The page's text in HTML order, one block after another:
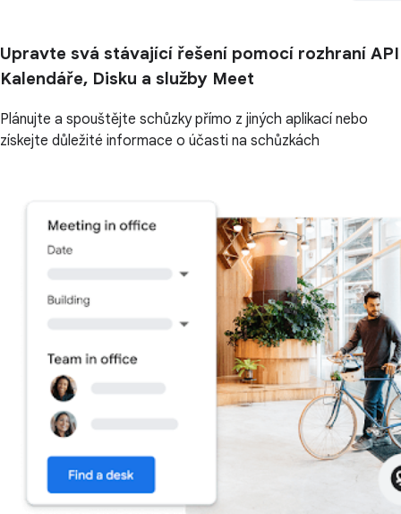
Upravte svá stávající řešení pomocí rozhraní API
Kalendáře, Disku a služby Meet
Plánujte a spouštějte schůzky přímo z jiných aplikací nebo
získejte důležité informace o účasti na schůzkách